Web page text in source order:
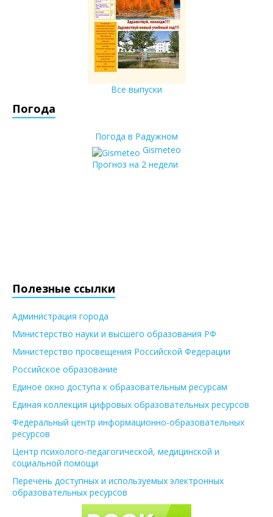
Все выпуски
Погода
Погода в Радужном
Gismeteo
Прогноз на 2 недели
Полезные ссылки
Администрация города
Министерство науки и высшего образования РФ
Министерство просвещения Российской Федерации
Российское образование
Единое окно доступа к образовательным ресурсам
Единая коллекция цифровых образовательных ресурсов
Федеральный центр информационно-образовательных
ресурсов
Центр психолого-педагогической, медицинской и
социальной помощи
Перечень доступных и используемых электронных
образовательных ресурсов